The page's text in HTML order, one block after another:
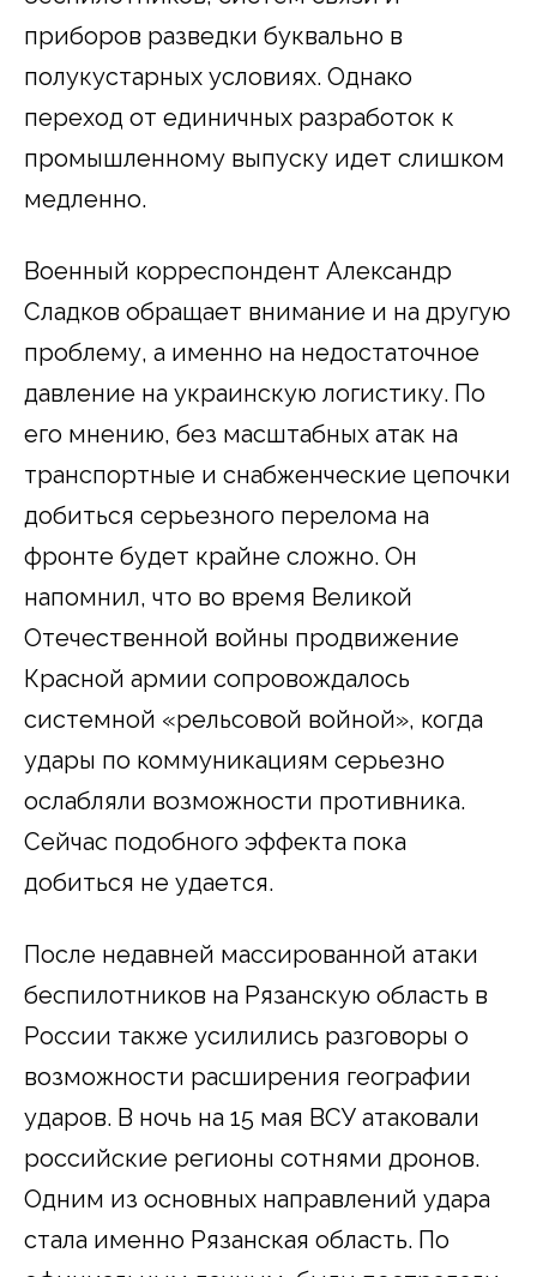
приборов разведки буквально в
полукустарных условиях. Однако
переход от единичных разработок к
промышленному выпуску идет слишком
медленно.
Военный корреспондент Александр
Сладков обращает внимание и на другую
проблему, а именно на недостаточное
давление на украинскую логистику. По
его мнению, без масштабных атак на
транспортные и снабженческие цепочки
добиться серьезного перелома на
фронте будет крайне сложно. Он
напомнил, что во время Великой
Отечественной войны продвижение
Красной армии сопровождалось
системной «рельсовой войной», когда
удары по коммуникациям серьезно
ослабляли возможности противника.
Сейчас подобного эффекта пока
добиться не удается.
После недавней массированной атаки
беспилотников на Рязанскую область в
России также усилились разговоры о
возможности расширения географии
ударов. В ночь на 15 мая ВСУ атаковали
российские регионы сотнями дронов.
Одним из основных направлений удара
стала именно Рязанская область. По